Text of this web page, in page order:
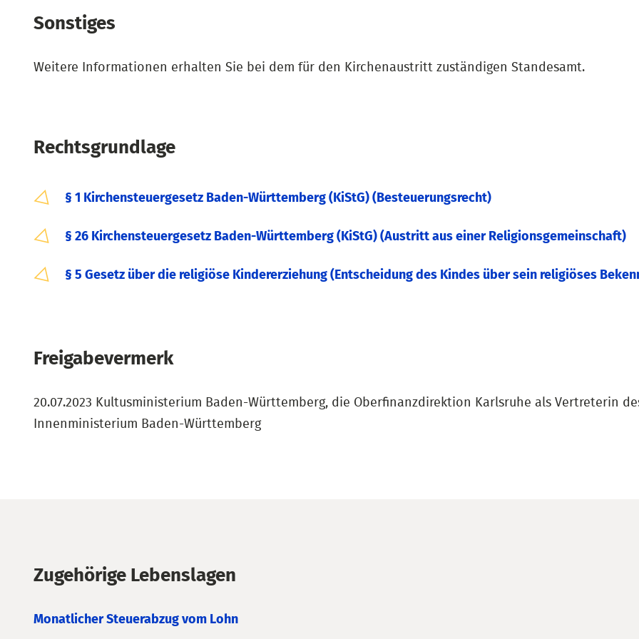
Sonstiges
Weitere Informationen erhalten Sie bei dem für den Kirchenaustritt zuständigen Standesamt.
Rechtsgrundlage
§ 1 Kirchensteuergesetz Baden-Württemberg (KiStG) (Besteuerungsrecht)
§ 26 Kirchensteuergesetz Baden-Württemberg (KiStG) (Austritt aus einer Religionsgemeinschaft)
§ 5 Gesetz über die religiöse Kindererziehung (Entscheidung des Kindes über sein religiöses
Freigabevermerk
20.07.2023 Kultusministerium Baden-Württemberg, die Oberfinanzdirektion Karlsruhe als Vertreterin
Innenministerium Baden-Württemberg
Zugehörige Lebenslagen
Monatlicher Steuerabzug vom Lohn